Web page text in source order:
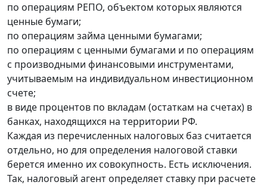
по операциям РЕПО, объектом которых являются
ценные бумаги;
по операциям займа ценными бумагами;
по операциям с ценными бумагами и по операциям
с производными финансовыми инструментами,
учитываемым на индивидуальном инвестиционном
счете;
в виде процентов по вкладам (остаткам на счетах) в
банках, находящихся на территории РФ.
Каждая из перечисленных налоговых баз считается
отдельно, но для определения налоговой ставки
берется именно их совокупность. Есть исключения.
Так, налоговый агент определяет ставку при расчете